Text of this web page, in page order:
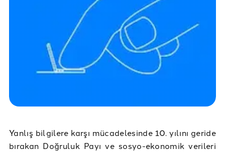
Yanlış bilgilere karşı mücadelesinde 10. yılını geride
bırakan Doğruluk Payı ve sosyo-ekonomik verileri